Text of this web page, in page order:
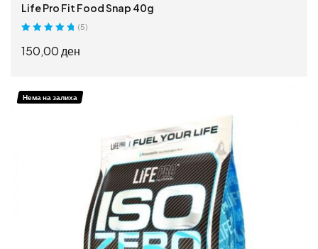
Life Pro Fit Food Snap 40g
од 5
(5)
150,00ден
Нема на залиха